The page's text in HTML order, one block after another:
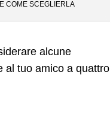
COME SCEGLIERLA
alcune
al tuo amico a quattro